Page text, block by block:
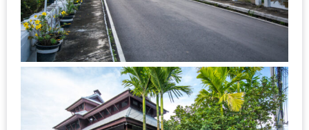
ใจ
กรรมการ
จาก
THE
EVENT